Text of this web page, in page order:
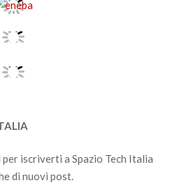
iscriverti a Spazio Tech Italia
di nuovi post.